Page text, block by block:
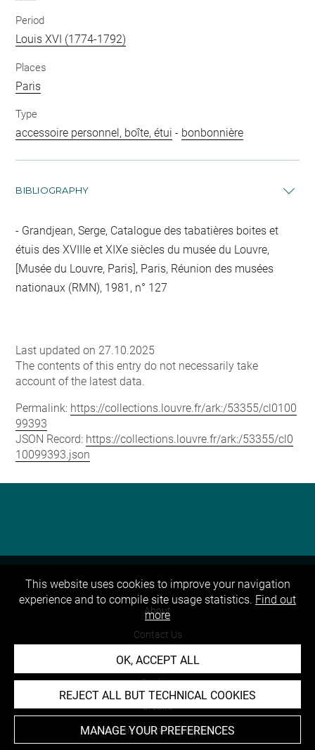
Period
Louis XVI (1774-1792)
Places
Paris
Type
accessoire personnel, boîte, étui - bonbonnière
BIBLIOGRAPHY
Grandjean, Serge, Catalogue des tabatières boites et
étuis des XVIIIe et XIXe siècles du musée du Louvre,
[Musée du Louvre, Paris], Paris, Réunion des musées
nationaux (RMN), 1981, n° 127
Last updated on 27.10.2025
The contents of this entry do not necessarily take
account of the latest data.
Permalink: https://collections.louvre.fr/ark:/53355/cl0100
99393
JSON Record: https://collections.louvre.fr/ark:/53355/cl0
10099393.json
About
Contact Us
Terms of use
Cookies
Credits
Accessibility : non compliant
This website uses cookies to improve your navigation
experience and to compile site usage statistics. Find out
more
OK, ACCEPT ALL
REJECT ALL BUT TECHNICAL COOKIES
MANAGE YOUR PREFERENCES